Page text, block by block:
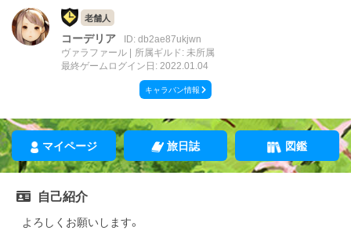
老舗人
コーデリア
ID: db2ae87ukjwn
ヴァラファール
所属ギルド: 未所属
最終ゲームログイン日: 2022.01.04
キャラバン情報
マイページ 旅日誌 図鑑
自己紹介
よろしくお願いします。